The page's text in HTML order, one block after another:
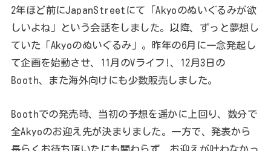
2年ほど前にJapanStreetにて「Akyoのぬいぐるみが欲
しいよね」という会話をしました。以降、ずっと夢想し
ていた「Akyoのぬいぐるみ」。昨年の6月に一念発起し
て企画を始動させ、11月のVライフ!、12月3日の
Booth、また海外向けにも少数販売しました。
Boothでの発売時、当初の予想を遥かに上回り、数分で
全Akyoのお迎え先が決まりました。一方で、発表から
長らくお待ち頂いたにも関わらず、お迎えが叶わなかっ